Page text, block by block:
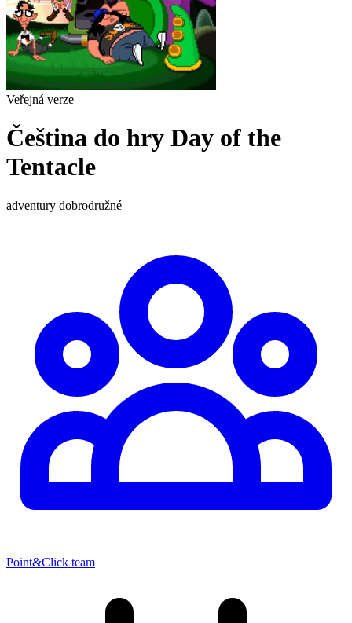
Veřejná verze
Čeština do hry Day of the
Tentacle
adventury dobrodružné
Point&Click team